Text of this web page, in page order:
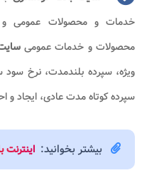
خدمات و محصولات عمومی و
محصولات و خدمات عمومی
ویژه، سپرده بلندمدت، نرخ
سپرده کوتاه مدت عادی، ایجاد
بیشتر بخوانید: